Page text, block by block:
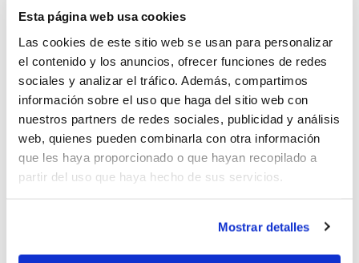
Esta página web usa cookies
Las cookies de este sitio web se usan para personalizar
el contenido y los anuncios, ofrecer funciones de redes
sociales y analizar el tráfico. Además, compartimos
información sobre el uso que haga del sitio web con
nuestros partners de redes sociales, publicidad y análisis
web, quienes pueden combinarla con otra información
que les haya proporcionado o que hayan recopilado a
partir del uso que haya hecho de sus servicios.
Mostrar detalles
categories de formació.